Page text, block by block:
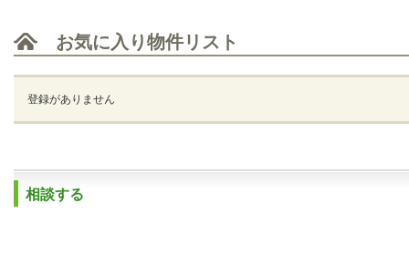
お気に入り物件リスト
登録がありません
相談する